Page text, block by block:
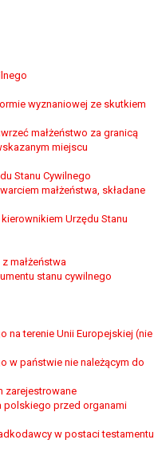
wyznaniowej ze skutkiem
małżeństwo za granicą
miejscu
Stanu Cywilnego
małżeństwa, składane
Urzędu Stanu
małżeństwa
stanu cywilnego
na terenie Unii Europejskiej (nie
w państwie nie należącym do
zarejestrowane
polskiego przed organami
w postaci testamentu